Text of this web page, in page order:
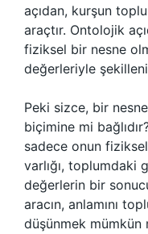
açıdan, kurşun
araçtır. Ontolojik
fiziksel bir nesne
değerleriyle
Peki sizce, bir
biçimine mi
sadece onun
varlığı, toplumdaki
değerlerin bir
aracın, anlamını
düşünmek mümkün